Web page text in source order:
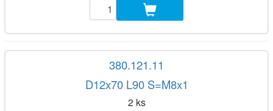
380.121.11
D12x70 L90 S=M8x1
2 ks